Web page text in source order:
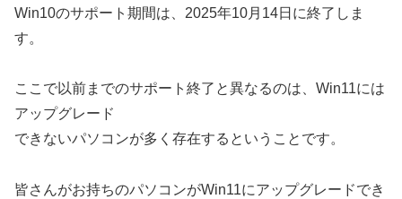
Win10のサポート期間は、2025年10月14日に終了しま
す。
ここで以前までのサポート終了と異なるのは、Win11には
アップグレード
できないパソコンが多く存在するということです。
皆さんがお持ちのパソコンがWin11にアップグレードでき